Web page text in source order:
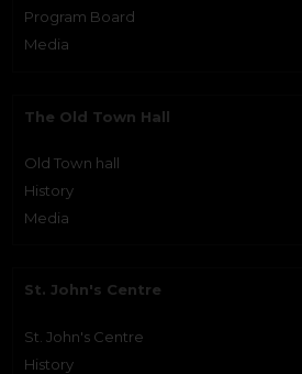
Program Board
Media
The Old Town Hall
Old Town hall
History
Media
St. John's Centre
St. John's Centre
History